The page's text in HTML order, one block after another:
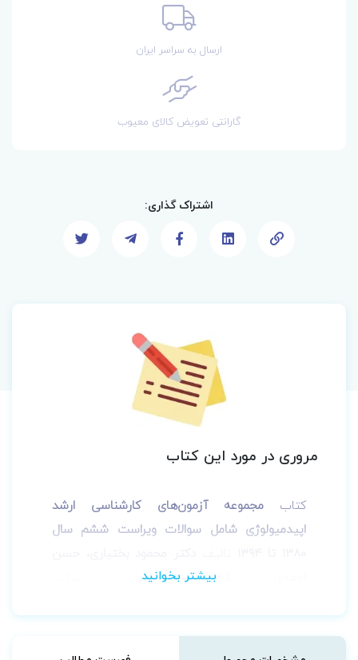
ارسال به سراسر ایران
گارانتی تعویض کالای معیوب
اشتراک گذاری:
مروری در مورد این کتاب
کتابمجموعه آزمون‌های کارشناسی ارشد
اپیدمیولوژی شامل سوالات ویراست ششم سال
احمدی قراییمناسب شرکت